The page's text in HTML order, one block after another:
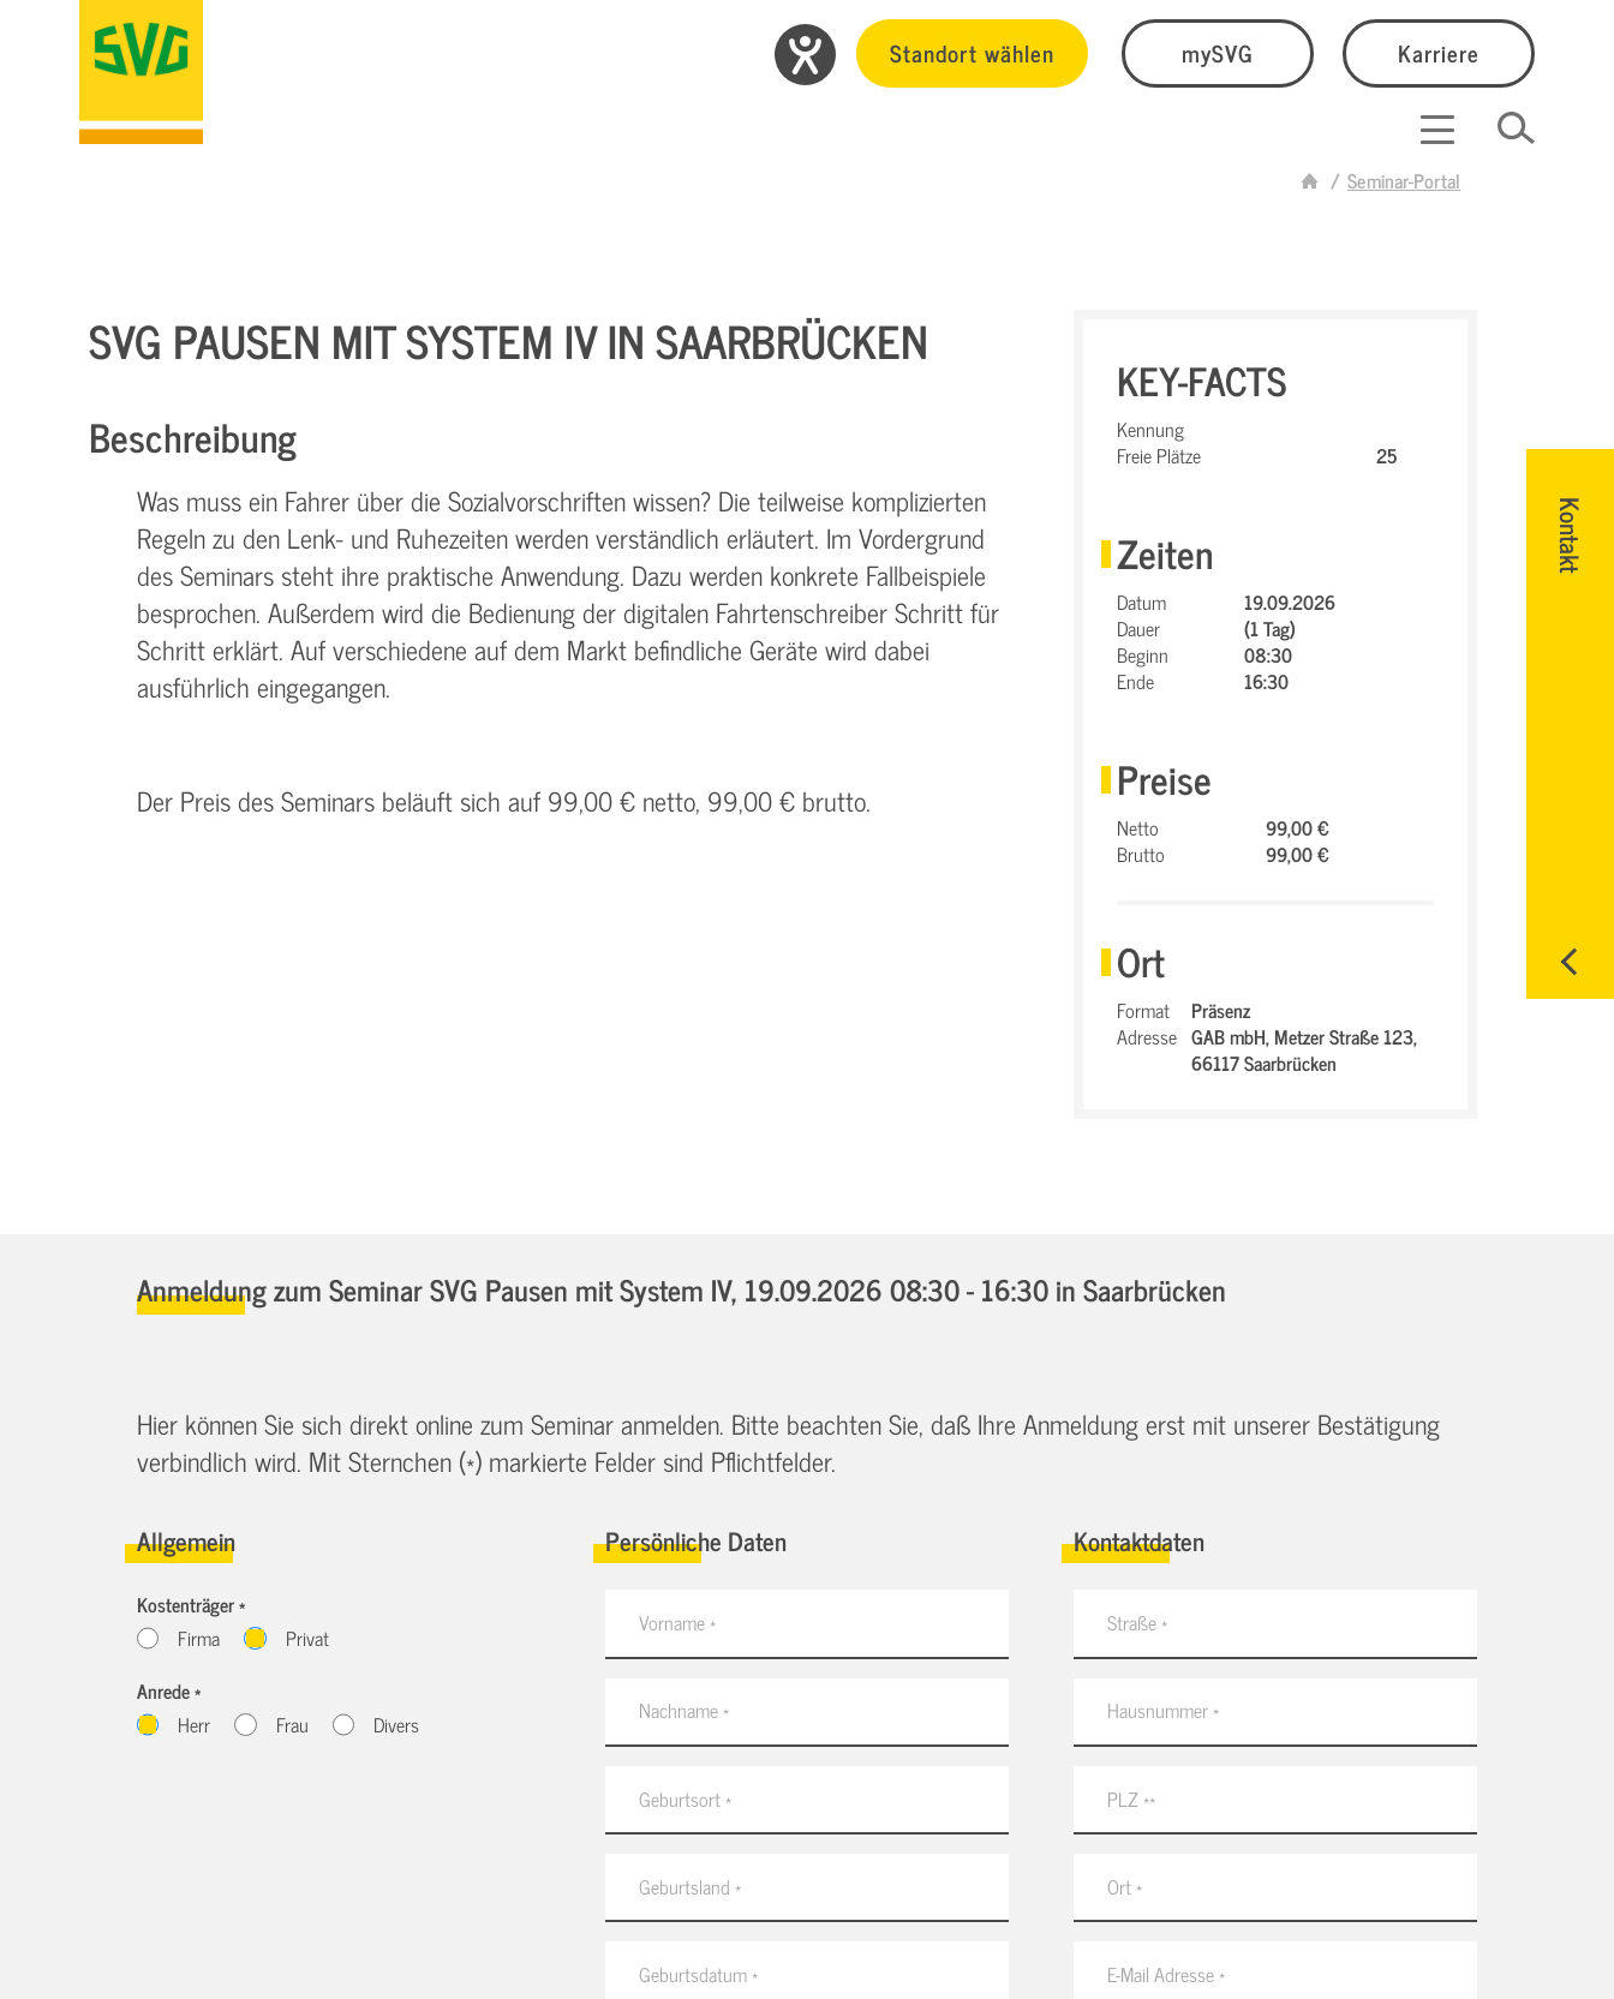
Standort wählen mySVG Karriere
Seminar-Portal
Kontakt
SVG PAUSEN MIT SYSTEM IV IN SAARBRÜCKEN
Beschreibung
Was muss ein Fahrer über die Sozialvorschriften wissen? Die teilweise komplizierten
Regeln zu den Lenk- und Ruhezeiten werden verständlich erläutert. Im Vordergrund
des Seminars steht ihre praktische Anwendung. Dazu werden konkrete Fallbeispiele
besprochen. Außerdem wird die Bedienung der digitalen Fahrtenschreiber Schritt für
Schritt erklärt. Auf verschiedene auf dem Markt befindliche Geräte wird dabei
ausführlich eingegangen.
Der Preis des Seminars beläuft sich auf 99,00 € netto, 99,00 € brutto.
KEY-FACTS
Kennung
Freie Plätze
25
Zeiten
Datum
19.09.2026
Dauer
(1 Tag)
Beginn
08:30
Ende
16:30
Preise
Netto
99,00 €
Brutto
99,00 €
Ort
Format
Präsenz
Adresse GAB mbH,Metzer Straße 123,
66117 Saarbrücken
Anmeldung zum Seminar SVG Pausen mit System IV, 19.09.2026 08:30 - 16:30in Saarbrücken
Hier können Sie sich direkt online zum Seminar anmelden. Bitte beachten Sie, daß Ihre Anmeldung erst mit unserer Bestätigung
verbindlich wird. Mit Sternchen (*) markierte Felder sind Pflichtfelder.
Allgemein
Kostenträger *
Firma
Privat
Anrede *
Herr
Frau Divers
Persönliche Daten Kontaktdaten